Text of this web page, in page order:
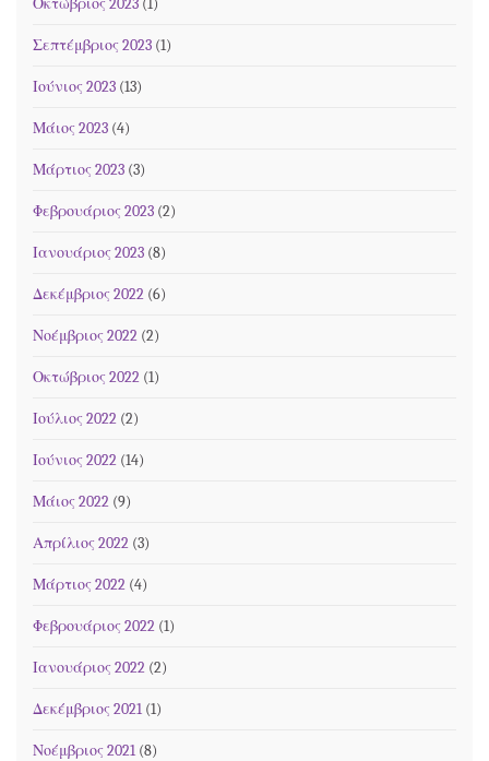
Σεπτέμβριος 2023 (1)
Ιούνιος 2023 (13)
Μάιος 2023 (4)
Μάρτιος 2023 (3)
Φεβρουάριος 2023 (2)
Ιανουάριος 2023 (8)
Δεκέμβριος 2022 (6)
Νοέμβριος 2022 (2)
Οκτώβριος 2022 (1)
Ιούλιος 2022 (2)
Ιούνιος 2022 (14)
Μάιος 2022 (9)
Απρίλιος 2022 (3)
Μάρτιος 2022 (4)
Φεβρουάριος 2022 (1)
Ιανουάριος 2022 (2)
Δεκέμβριος 2021 (1)
Νοέμβριος 2021 (8)